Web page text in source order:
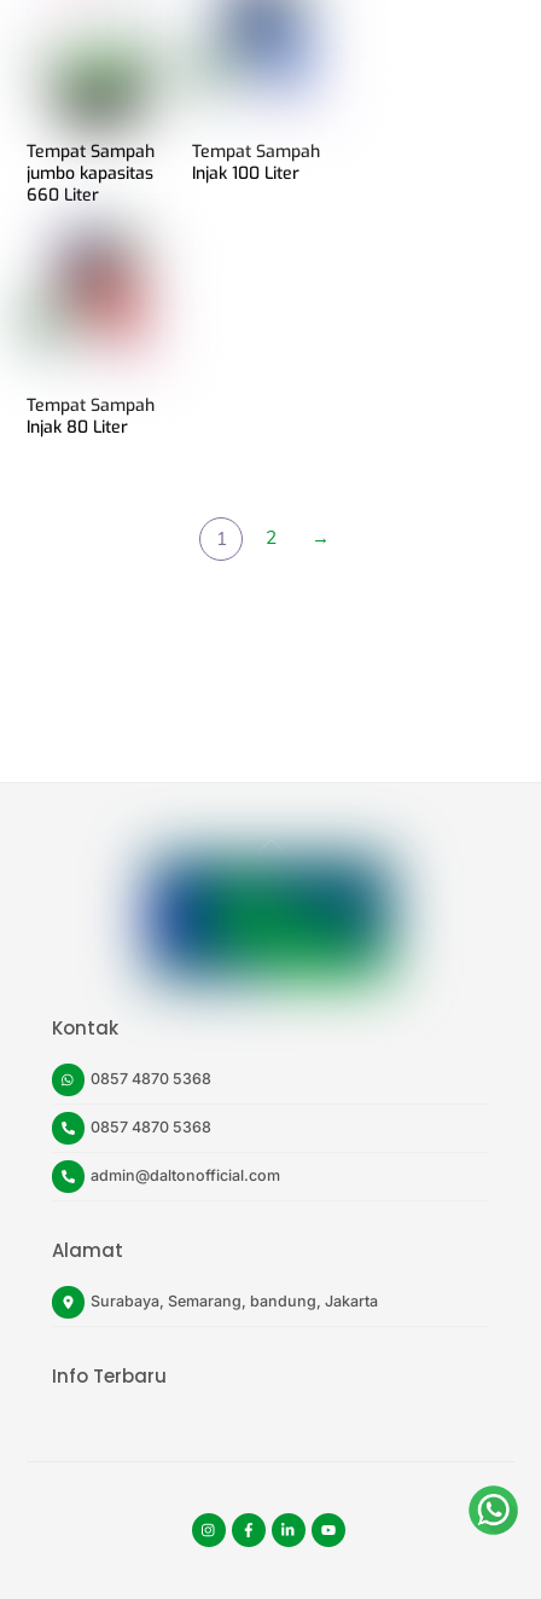
Tempat Sampah
jumbo kapasitas
660 Liter
Tempat Sampah
Injak 100 Liter
Tempat Sampah
Injak 80 Liter
1 2 →
Back
To
Top
Kontak
0857 4870 5368
0857 4870 5368
admin@daltonofficial.com
Alamat
Surabaya, Semarang, bandung, Jakarta
Info Terbaru
Instagramfacebook
tiktokyoutube